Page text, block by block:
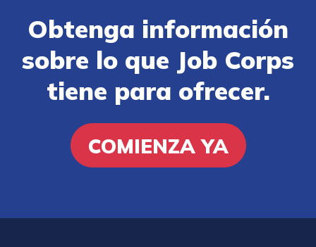
Obtenga información
sobre lo que Job Corps
tiene para ofrecer.
COMIENZA YA